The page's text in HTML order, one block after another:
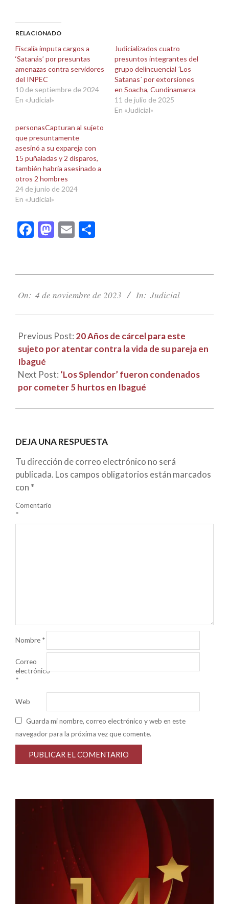
(Se
abre
una
ventana
nueva)
(Se
abre
una
ventana
nueva)
RELACIONADO
Fiscalía imputa cargos a
‘Satanás’ por presuntas
amenazas contra servidores
del INPEC
10 de septiembre de 2024
En «Judicial»
Judicializados cuatro
presuntos integrantes del
grupo delincuencial ´Los
Satanas´ por extorsiones
en Soacha, Cundinamarca
11 de julio de 2025
En «Judicial»
personasCapturan al sujeto
que presuntamente
asesinó a su expareja con
15 puñaladas y 2 disparos,
también habría asesinado a
otros 2 hombres
24 de junio de 2024
En «Judicial»
Facebook
Mastodon
Email
11-
On: 4 de noviembre de 2023 In: Judicial
Previous Post: 20 Años de cárcel para este
sujeto por atentar contra la vida de su pareja en
Ibagué
Next Post: ‘Los Splendor’ fueron condenados
por cometer 5 hurtos en Ibagué
DEJA UNA RESPUESTA
Tu dirección de correo electrónico no será
publicada. Los campos obligatorios están marcados
con *
Comentario
*
Nombre *
Correo
electrónico
*
Web
Guarda mi nombre, correo electrónico y web en este
navegador para la próxima vez que comente.